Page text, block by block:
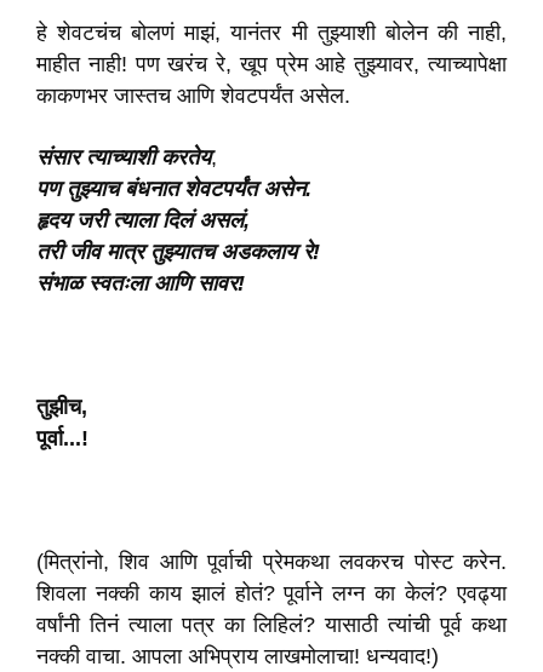
हे शेवटचंच बोलणं माझं, यानंतर मी तुझ्याशी बोलेन की नाही,
माहीत नाही! पण खरंच रे, खूप प्रेम आहे तुझ्यावर, त्याच्यापेक्षा
काकणभर जास्तच आणि शेवटपर्यंत असेल.
संसारत्याच्याशीकरतेय,
पण तुझ्याच बंधनात शेवटपर्यंत असेन.
हृदयजरी त्याला दिलं असलं,
तरीजीव मात्र तुझ्यातच अडकलायरे!
संभाळस्वतःला आणिसावर!
तुझीच,
पूर्वा...!
(मित्रांनो, शिव आणि पूर्वाची प्रेमकथा लवकरच पोस्ट करेन.
शिवला नक्की काय झालं होतं? पूर्वाने लग्न का केलं? एवढ्या
वर्षांनी तिनं त्याला पत्र का लिहिलं? यासाठी त्यांची पूर्व कथा
नक्की वाचा. आपला अभिप्राय लाखमोलाचा! धन्यवाद!)